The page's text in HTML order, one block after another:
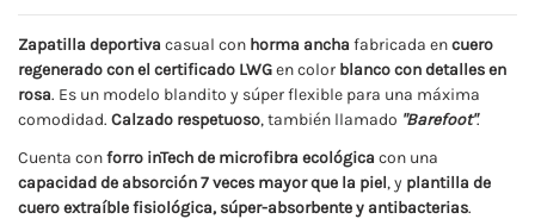
Zapatilla deportiva casual con horma ancha fabricada encuero
regenerado con el certificado LWGen color blanco con detalles en
rosa. Es un modelo blandito y súper flexible para una máxima
comodidad. Calzado respetuoso, también llamado "Barefoot".
Cuenta conforro inTech de microfibra ecológica con una
capacidad de absorción 7 veces mayor que la piel, y plantilla de
cuero extraíble fisiológica, súper-absorbente y antibacterias.